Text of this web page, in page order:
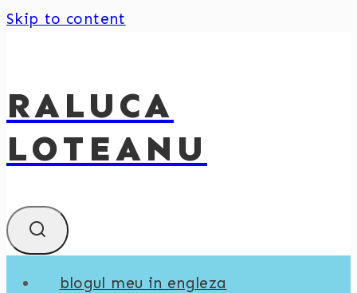
Skip to content
RALUCA
LOTEANU
blogul meu in engleza